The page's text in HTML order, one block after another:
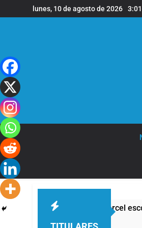
al
lunes, 10 de agosto de 2026
droga a una cárcel escondida